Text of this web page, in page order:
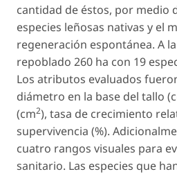
cantidad de éstos, por medio
especies leñosas nativas y el
regeneración espontánea. A
repoblado 260 ha con 19
Los atributos evaluados
diámetro en la base del tallo
(cm2), tasa de crecimiento
supervivencia (%).
cuatro rangos visuales para
sanitario. Las especies que